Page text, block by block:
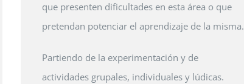
que presenten dificultades en esta área o que
pretendan potenciar el aprendizaje de la misma.
Partiendo de la experimentación y de
actividades grupales, individuales y lúdicas.